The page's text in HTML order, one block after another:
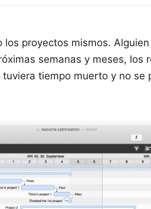
proyectos mismos.
semanas y meses, los
tiempo muerto y no se